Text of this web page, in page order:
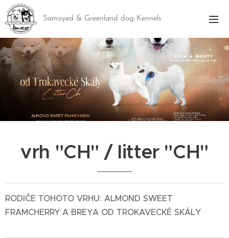
Samoyed & Greenland dog Kennels
vrh "CH" / litter "CH"
RODIČE TOHOTO VRHU: ALMOND SWEET
FRAMCHERRY A BREYA OD TROKAVECKÉ SKÁLY